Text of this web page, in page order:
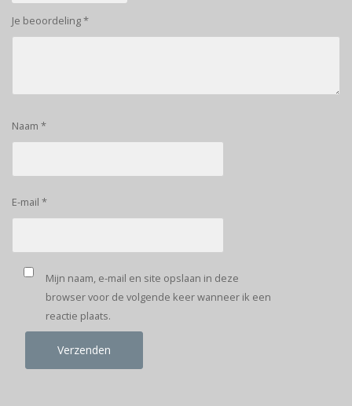
Je beoordeling*
Naam *
E-mail *
Mijn naam, e-mail en site opslaan in deze
browser voor de volgende keer wanneer ik een
reactie plaats.